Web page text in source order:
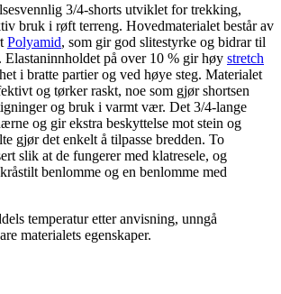
3/4-shorts utviklet for trekking,
bruk i røft terreng. Hovedmaterialet består av
Polyamid, som gir god slitestyrke og bidrar til
Elastaninnholdet på over 10 % gir høy stretch
i bratte partier og ved høye steg. Materialet
og tørker raskt, noe som gjør shortsen
og bruk i varmt vær. Det 3/4-lange
og gir ekstra beskyttelse mot stein og
gjør det enkelt å tilpasse bredden. To
slik at de fungerer med klatresele, og
benlomme og en benlomme med
temperatur etter anvisning, unngå
materialets egenskaper.